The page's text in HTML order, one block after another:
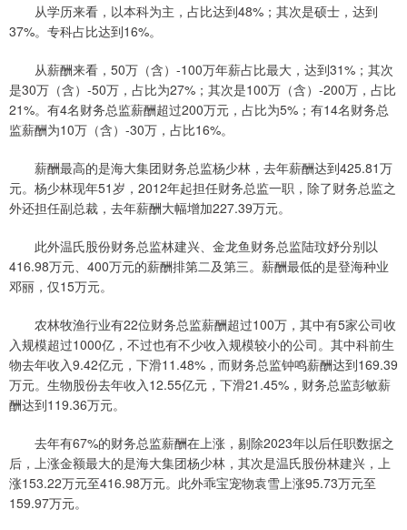
从学历来看，以本科为主，占比达到48%；其次是硕士，达到
37%。专科占比达到16%。
从薪酬来看，50万（含）-100万年薪占比最大，达到31%；其次
是30万（含）-50万，占比为27%；其次是100万（含）-200万，占比
21%。有4名财务总监薪酬超过200万元，占比为5%；有14名财务总
监薪酬为10万（含）-30万，占比16%。
薪酬最高的是海大集团财务总监杨少林，去年薪酬达到425.81万
元。杨少林现年51岁，2012年起担任财务总监一职，除了财务总监之
外还担任副总裁，去年薪酬大幅增加227.39万元。
此外温氏股份财务总监林建兴、金龙鱼财务总监陆玟妤分别以
416.98万元、400万元的薪酬排第二及第三。薪酬最低的是登海种业
邓丽，仅15万元。
农林牧渔行业有22位财务总监薪酬超过100万，其中有5家公司收
入规模超过1000亿，不过也有不少收入规模较小的公司。其中科前生
物去年收入9.42亿元，下滑11.48%，而财务总监钟鸣薪酬达到169.39
万元。生物股份去年收入12.55亿元，下滑21.45%，财务总监彭敏薪
酬达到119.36万元。
去年有67%的财务总监薪酬在上涨，剔除2023年以后任职数据之
后，上涨金额最大的是海大集团杨少林，其次是温氏股份林建兴，上
涨153.22万元至416.98万元。此外乖宝宠物袁雪上涨95.73万元至
159.97万元。